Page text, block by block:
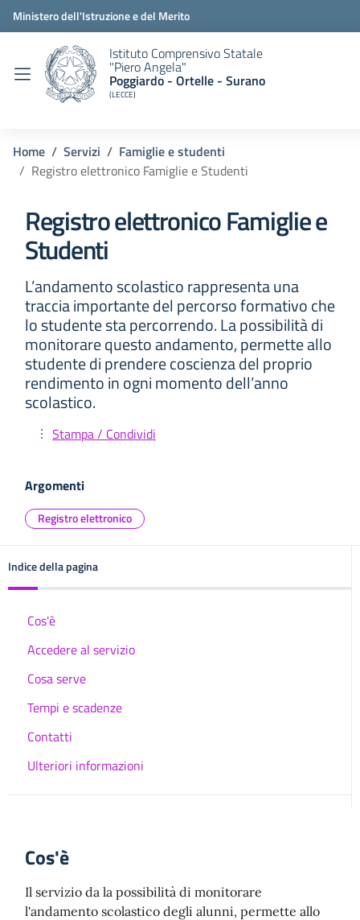
Ministero dell'Istruzione e del Merito
Istituto Comprensivo Statale
"Piero Angela"
Poggiardo - Ortelle - Surano
(LECCE)
Home Servizi
Famiglie e studenti
Registro elettronico Famiglie e Studenti
Registro elettronico Famiglie e
Studenti
L’andamento scolastico rappresenta una
traccia importante del percorso formativo che
lo studente sta percorrendo. La possibilità di
monitorare questo andamento, permette allo
studente di prendere coscienza del proprio
rendimento in ogni momento dell’anno
scolastico.
Stampa / Condividi
Argomenti
Registro elettronico
Indice della pagina
Cos'è
Accedere al servizio
Cosa serve
Tempi e scadenze
Contatti
Ulteriori informazioni
Cos'è
Il servizio da la possibilità di monitorare
l'andamento scolastico degli alunni, permette allo